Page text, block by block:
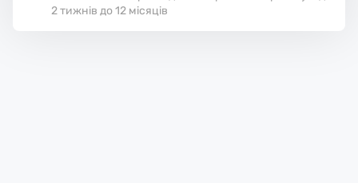
2 тижнів до 12 місяців